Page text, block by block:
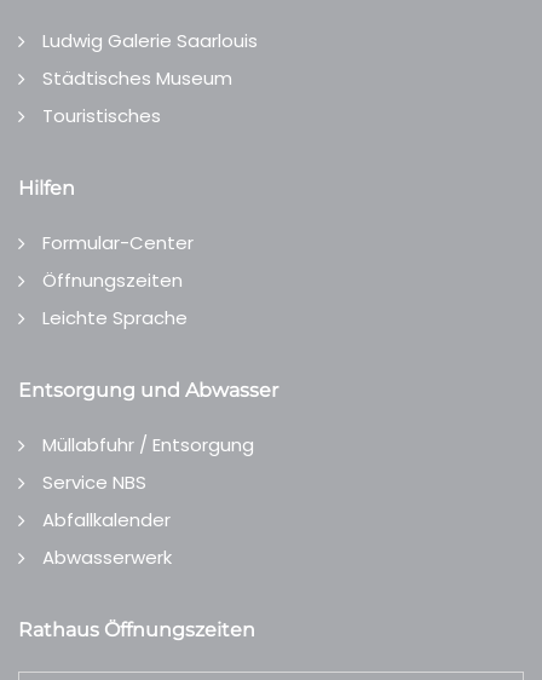
Ludwig Galerie Saarlouis
Städtisches Museum
Touristisches
Hilfen
Formular-Center
Öffnungszeiten
Leichte Sprache
Entsorgung und Abwasser
Müllabfuhr / Entsorgung
Service NBS
Abfallkalender
Abwasserwerk
Rathaus Öffnungszeiten